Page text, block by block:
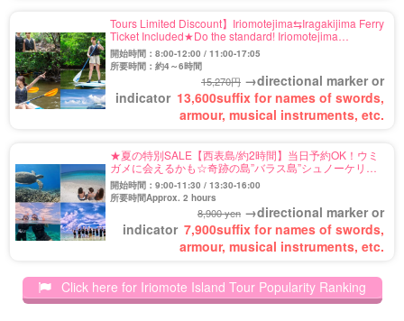
Tours Limited Discount】Iriomotejima⇆Iragakijima Ferry
Ticket Included★Do the standard! Iriomotejima
Mangrove SUP or Canoe Half Day Course★Free Photo
(No.559)
開始時間：8:00-12:00 / 11:00-17:05
所要時間：約4～6時間
15,270円 →directional marker or
indicator 13,600suffix for names of swords,
armour, musical instruments, etc.
★夏の特別SALE【西表島/約2時間】当日予約OK！ウミ
ガメに会えるかも☆奇跡の島”バラス島”シュノーケリン
グツアー★写真無料＆送迎付き（No.122）
開始時間：9:00-11:30 / 13:30-16:00
所要時間Approx. 2 hours
8,900 yen →directional marker or
indicator 7,900suffix for names of swords,
armour, musical instruments, etc.
Click here for Iriomote Island Tour Popularity Ranking